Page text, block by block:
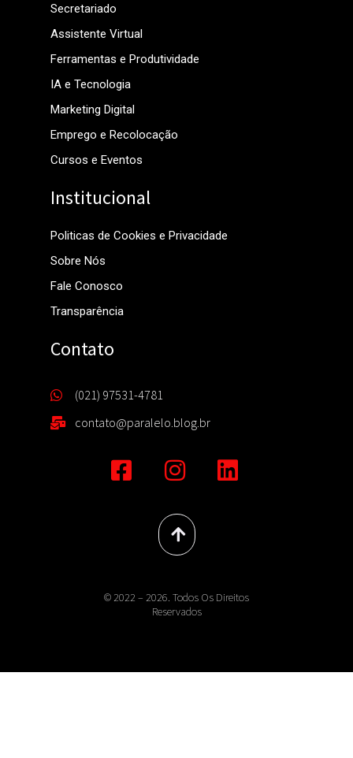
Secretariado
Assistente Virtual
Ferramentas e Produtividade
IA e Tecnologia
Marketing Digital
Emprego e Recolocação
Cursos e Eventos
Institucional
Politicas de Cookies e Privacidade
Sobre Nós
Fale Conosco
Transparência
Contato
(021) 97531-4781
contato@paralelo.blog.br
© 2022 – 2026. Todos Os Direitos
Reservados